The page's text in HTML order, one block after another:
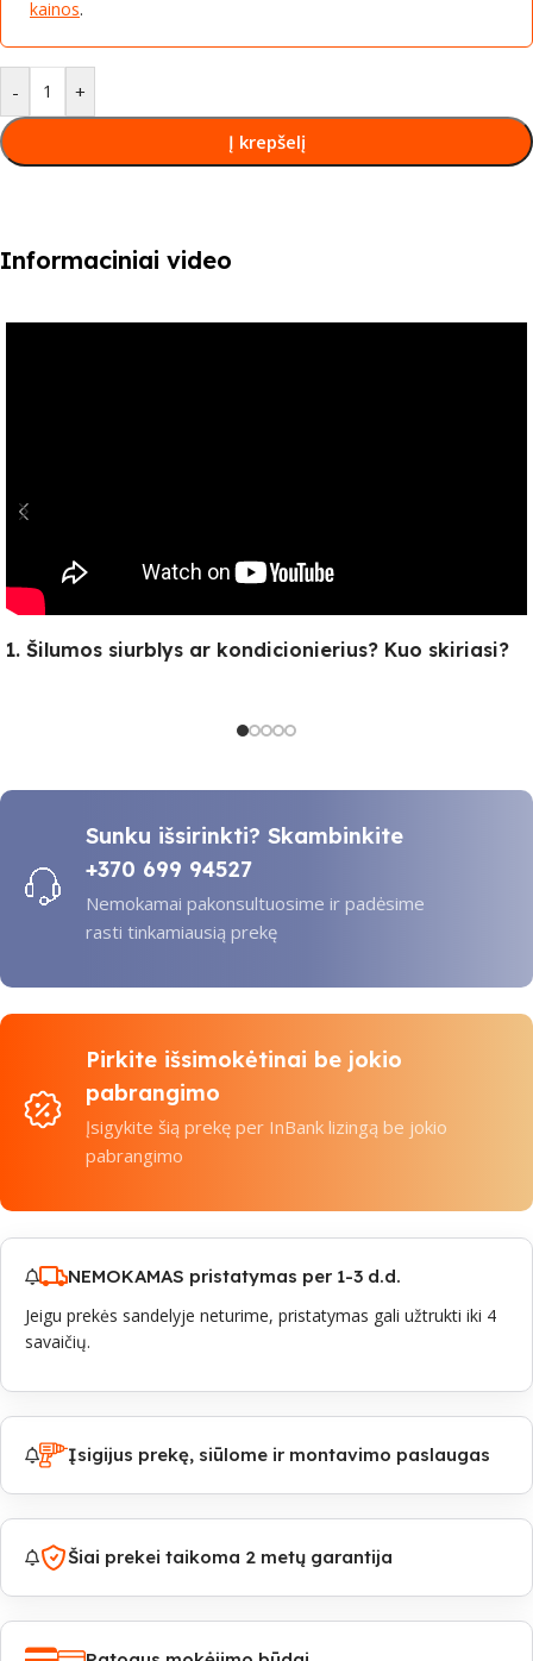
kainos.
- +
Į krepšelį
Informaciniai video
1. Šilumos siurblys ar kondicionierius? Kuo skiriasi?
Sunku išsirinkti? Skambinkite
+370 699 94527
Nemokamai pakonsultuosime ir padėsime
rasti tinkamiausią prekę
Pirkite išsimokėtinai be jokio
pabrangimo
Įsigykite šią prekę per InBank lizingą be jokio
pabrangimo
NEMOKAMAS pristatymas per 1-3 d.d.
Jeigu prekės sandelyje neturime, pristatymas gali užtrukti iki 4
savaičių.
Įsigijus prekę, siūlome ir montavimo paslaugas
Šiai prekei taikoma 2 metų garantija